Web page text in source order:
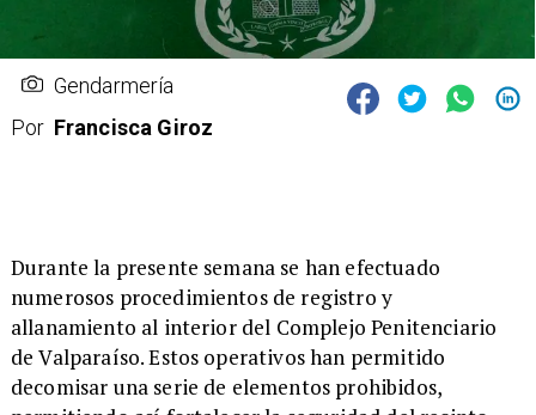
Gendarmería
Por Francisca Giroz
​Durante la presente semana se han efectuado
numerosos procedimientos de registro y
allanamiento al interior del Complejo Penitenciario
de Valparaíso. Estos operativos han permitido
decomisar una serie de elementos prohibidos,